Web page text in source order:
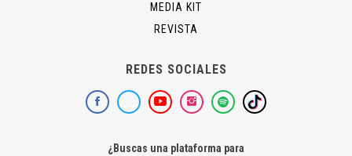
MEDIA KIT
REVISTA
REDES SOCIALES
¿Buscas una plataforma para